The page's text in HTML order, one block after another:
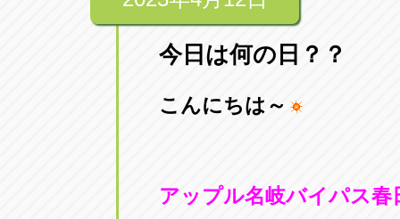
今日は何の日？？
こんにちは～
アップル名岐バイパス春